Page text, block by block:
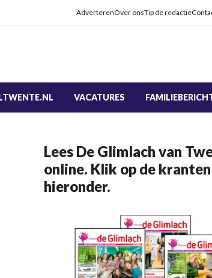
AdverterenOver onsTip de redactie
VACATURES
Lees De Glimlach van
online. Klik op de kranten
hieronder.